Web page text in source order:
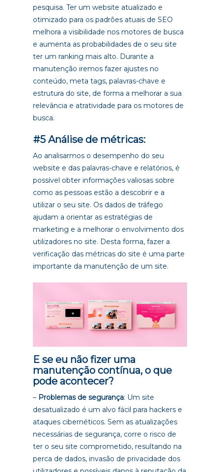
pesquisa. Ter um website atualizado e
otimizado para os padrões atuais de SEO
melhora a visibilidade nos motores de busca
e aumenta as probabilidades de o seu site
ter um ranking mais alto. Durante a
manutenção iremos fazer ajustes no
conteúdo, meta tags, palavras-chave e
estrutura do site, de forma a melhorar a sua
relevância e atratividade para os motores de
busca.
#5 Análise de métricas:
Ao analisarmos o desempenho do seu
website e das palavras-chave e relatórios, é
possível obter informações valiosas sobre
como as pessoas estão a descobrir e a
utilizar o seu site. Os dados de tráfego
ajudam a orientar as estratégias de
marketing e a melhorar o envolvimento dos
utilizadores no site. Desta forma, fazer a
verificação das métricas do site é uma parte
importante da manutenção de um site.
E se eu não fizer uma
manutenção contínua, o que
pode acontecer?
– Problemas de segurança: Um site
desatualizado é um alvo fácil para hackers e
ataques cibernéticos. Sem as atualizações
necessárias de segurança, corre o risco de
ter o seu site comprometido, resultando na
perca de dados, invasão de privacidade dos